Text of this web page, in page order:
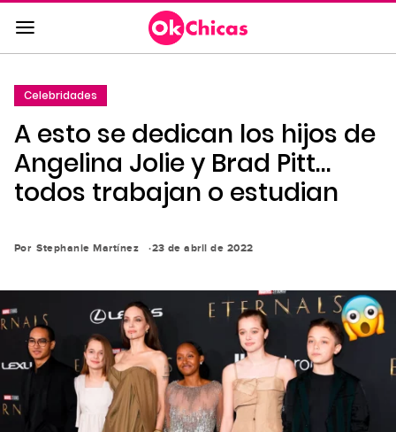
Saltar
al
contenido
a
la
navegación
principal
Celebridades
A esto se dedican los hijos de
Angelina Jolie y Brad Pitt…
todos trabajan o estudian
Por Stephanie Martínez 23 de abril de 2022